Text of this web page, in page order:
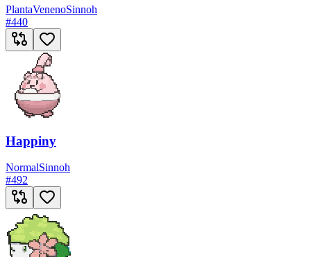
PlantaVenenoSinnoh
#440
Happiny
NormalSinnoh
#492